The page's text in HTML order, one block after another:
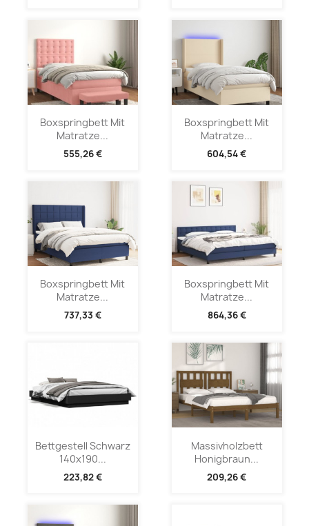
Boxspringbett Mit
Matratze...
555,26 €
Boxspringbett Mit
Matratze...
604,54 €
Boxspringbett Mit
Matratze...
737,33 €
Boxspringbett Mit
Matratze...
864,36 €
Bettgestell Schwarz
140x190...
223,82 €
Massivholzbett
Honigbraun...
209,26 €